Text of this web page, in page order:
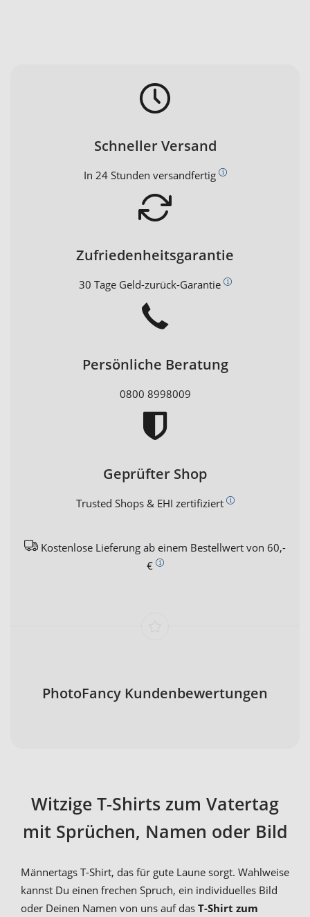
Schneller Versand
In 24 Stunden versandfertig
Zufriedenheitsgarantie
30 Tage Geld-zurück-Garantie
Persönliche Beratung
0800 8998009
Geprüfter Shop
Trusted Shops & EHI zertifiziert
Kostenlose Lieferung ab einem Bestellwert von 60,-
€
PhotoFancy Kundenbewertungen
Witzige T-Shirts zum Vatertag
mit Sprüchen, Namen oder Bild
Männertags T-Shirt, das für gute Laune sorgt. Wahlweise
kannst Du einen frechen Spruch, ein individuelles Bild
oder Deinen Namen von uns auf das T-Shirt zum